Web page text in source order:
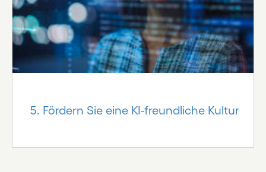
5. Fördern Sie eine KI-freundliche Kultur